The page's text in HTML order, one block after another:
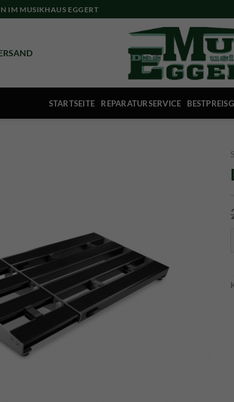
IM MUSIKHAUS EGGERT
STARTSEITE REPARATURSERVICE